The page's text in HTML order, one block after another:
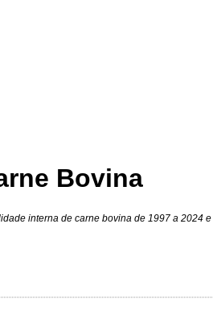
Bovina
interna de carne bovina de 1997 a 2024